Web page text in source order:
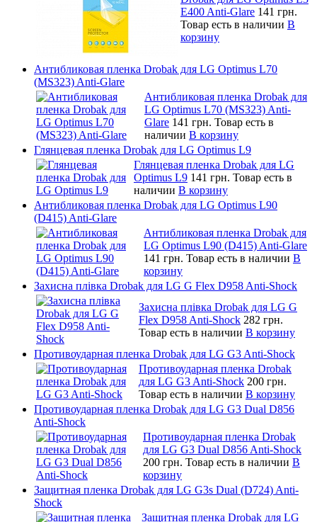
E400 Anti-Glare 141 грн.
Товар есть в наличии В
корзину
Антибликовая пленка Drobak для LG Optimus L70
(MS323) Anti-Glare
Антибликовая пленка Drobak для
LG Optimus L70 (MS323) Anti-
Glare 141 грн. Товар есть в
наличии В корзину
Глянцевая пленка Drobak для LG Optimus L9
Глянцевая пленка Drobak для LG
Optimus L9 141 грн. Товар есть в
наличии В корзину
Антибликовая пленка Drobak для LG Optimus L90
(D415) Anti-Glare
Антибликовая пленка Drobak для
LG Optimus L90 (D415) Anti-Glare
141 грн. Товар есть в наличии В
корзину
Захисна плівка Drobak для LG G Flex D958 Anti-Shock
Захисна плівка Drobak для LG G
Flex D958 Anti-Shock 282 грн.
Товар есть в наличии В корзину
Противоударная пленка Drobak для LG G3 Anti-Shock
Противоударная пленка Drobak
для LG G3 Anti-Shock 200 грн.
Товар есть в наличии В корзину
Противоударная пленка Drobak для LG G3 Dual D856
Anti-Shock
Противоударная пленка Drobak
для LG G3 Dual D856 Anti-Shock
200 грн. Товар есть в наличии В
корзину
Защитная пленка Drobak для LG G3s Dual (D724) Anti-
Shock
Защитная пленка Drobak для LG